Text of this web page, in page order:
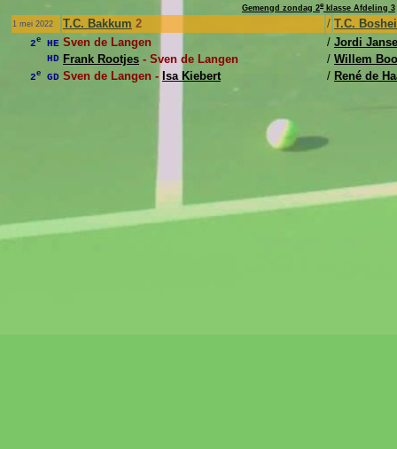
Gemengd zondag 2e klasse Afdeling 3
1 mei 2022
T.C. Bakkum 2 / T.C.
2e HE Sven de Langen / Jordi
HD Frank Rootjes - Sven de Langen / Willem
2e GD Sven de Langen - Isa Kiebert / René de